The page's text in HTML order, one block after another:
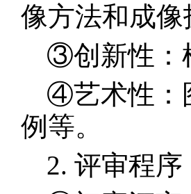
像方法和成像
③创新性：
④艺术性：
例等。
2. 评审程序